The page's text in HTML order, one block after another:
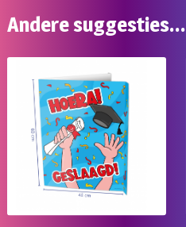
Andere suggesties…